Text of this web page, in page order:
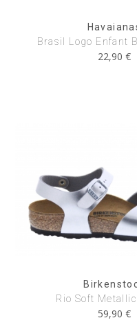
Brasil Logo Enfant
22,90 €
Rio Soft
59,90 €